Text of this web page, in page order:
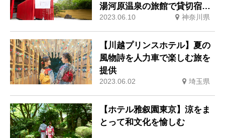
湯河原温泉の旅館で貸切宿泊
プランが登場
2023.06.10 神奈川県
【川越プリンスホテル】夏の
風物詩を人力車で楽しむ旅を
提供
2023.06.02 埼玉県
【ホテル雅叙園東京】涼をま
とって和文化を愉しむ